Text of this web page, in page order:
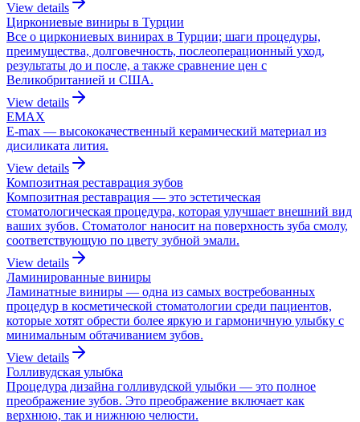
View details
Циркониевые виниры в Турции
Все о циркониевых винирах в Турции; шаги процедуры,
преимущества, долговечность, послеоперационный уход,
результаты до и после, а также сравнение цен с
Великобританией и США.
View details
EMAX
E-max — высококачественный керамический материал из
дисиликата лития.
View details
Композитная реставрация зубов
Композитная реставрация — это эстетическая
стоматологическая процедура, которая улучшает внешний вид
ваших зубов. Стоматолог наносит на поверхность зуба смолу,
соответствующую по цвету зубной эмали.
View details
Ламинированные виниры
Ламинатные виниры — одна из самых востребованных
процедур в косметической стоматологии среди пациентов,
которые хотят обрести более яркую и гармоничную улыбку с
минимальным обтачиванием зубов.
View details
Голливудская улыбка
Процедура дизайна голливудской улыбки — это полное
преображение зубов. Это преображение включает как
верхнюю, так и нижнюю челюсти.